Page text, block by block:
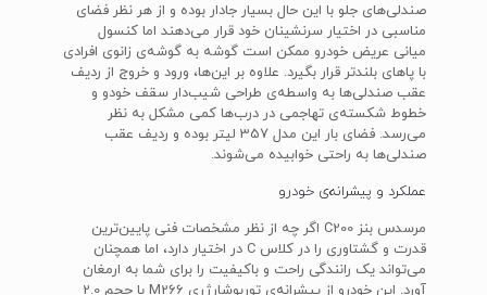
صندلی‌های جلو با این حال بسیار جادار بوده و از هر نظر فضای
مناسبی در اختیار سرنشینان خود قرار می‌دهند اما کنسول
میانی عریض خودرو ممکن است گوشه به گوشه‌ی زانوی افرادی
با پاهای بلندتر قرار بگیرد. علاوه بر این‌ها، ورود و خروج از ردیف
عقب صندلی‌ها به واسطه‌ی طراحی شیب‌دار سقف خودو و
خطوط شکسته‌ی تهاجمی در درب‌ها کمی مشکل به نظر
می‌رسد. فضای بار این مدل 357 لیتر بوده و ردیف عقب
صندلی‌ها به راحتی خوابیده می‌شوند.
عملکرد و پیشرانه‌ی خودرو
مرسدس بنز C200 اگر چه از نظر مشخصات فنی پایین‌ترین
قدرت و گشتاوری را در کلاس C در اختیار دارد، اما همچنان
می‌تواند یک رانندگی راحت و باکیفیت را برای شما به ارمغان
آورد. این خودرو از پیشرانه‌ی توربوشارژری M266 با حجم 2.0